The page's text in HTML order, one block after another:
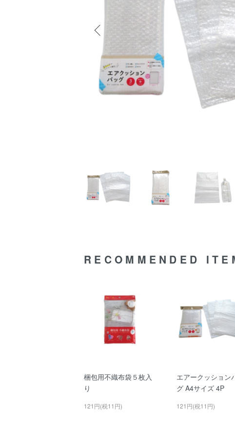
RECOMMENDED
梱包用不織布袋５枚入
り
121円(税11円)
エアークッション
グ A4サイズ 4P
121円(税11円)